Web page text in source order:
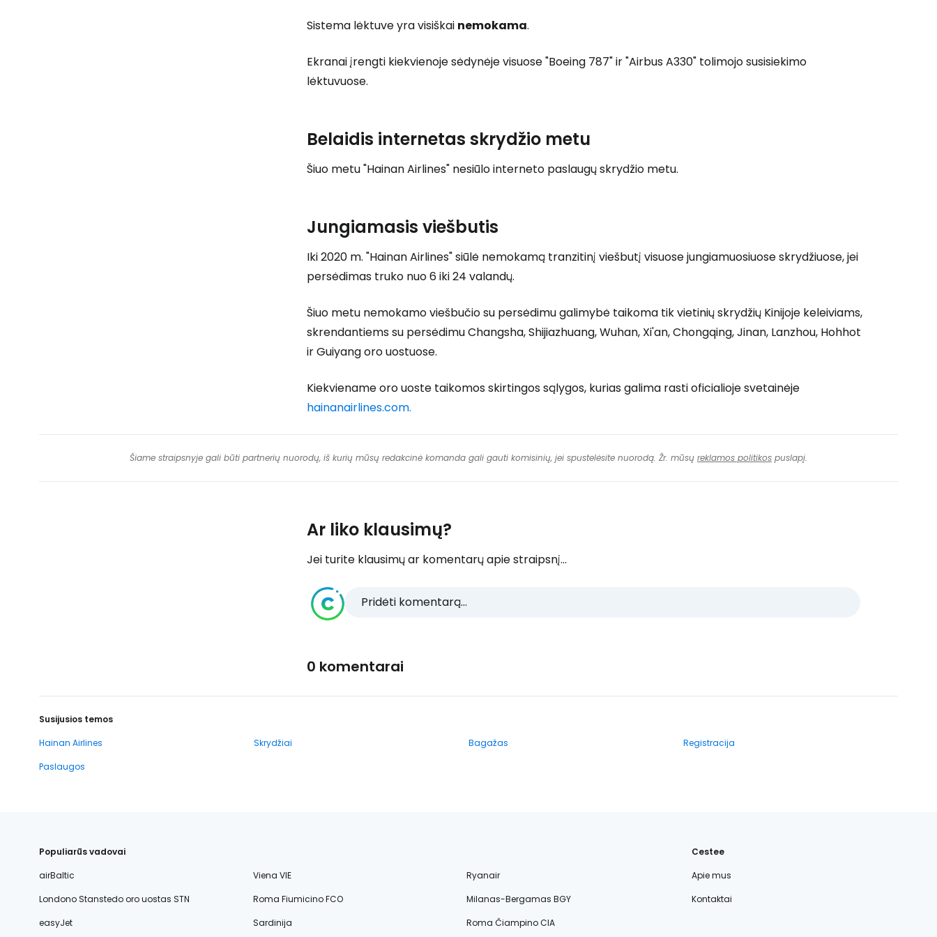
Sistema lėktuve yra visiškai nemokama.
Ekranai įrengti kiekvienoje sėdynėje visuose "Boeing 787" ir "Airbus A330" tolimojo susisiekimo
lėktuvuose.
Belaidis internetas skrydžio metu
Šiuo metu "Hainan Airlines" nesiūlo interneto paslaugų skrydžio metu.
Jungiamasis viešbutis
Iki 2020 m. "Hainan Airlines" siūlė nemokamą tranzitinį viešbutį visuose jungiamuosiuose skrydžiuose, jei
persėdimas truko nuo 6 iki 24 valandų.
Šiuo metu nemokamo viešbučio su persėdimu galimybė taikoma tik vietinių skrydžių Kinijoje keleiviams,
skrendantiems su persėdimu Changsha, Shijiazhuang, Wuhan, Xi'an, Chongqing, Jinan, Lanzhou, Hohhot
ir Guiyang oro uostuose.
Kiekviename oro uoste taikomos skirtingos sąlygos, kurias galima rasti oficialioje svetainėje
hainanairlines.com.
Šiame straipsnyje gali būti partnerių nuorodų, iš kurių mūsų redakcinė komanda gali gauti komisinių, jei spustelėsite nuorodą. Žr. mūsų reklamos politikos puslapį.
Ar liko klausimų?
Jei turite klausimų ar komentarų apie straipsnį...
Pridėti komentarą...
0 komentarai
Susijusios temos
Hainan Airlines
Skrydžiai Bagažas
Registracija
Paslaugos
Populiarūs vadovai
airBaltic
Viena VIE
Ryanair
Londono Stanstedo oro uostas STN
Roma Fiumicino FCO
Milanas-Bergamas BGY
easyJet
Sardinija Roma Čiampino CIA
Cestee
Apie mus
Kontaktai